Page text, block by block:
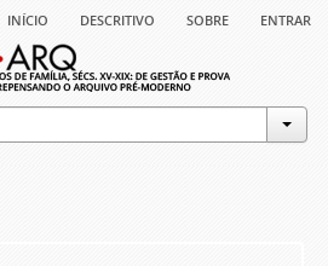
início descritivo sobre entrar